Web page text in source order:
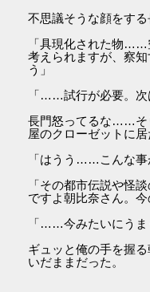
不思議そうな顔をする
「具現化された物
考えられますが、察
う」
「……試行が必要。次
長門怒ってるな……そ
屋のクローゼットに居
「はうう……こんな
「その都市伝説や怪
ですよ朝比奈さん。今
「……今みたいにう
ギュッと俺の手を握
いだままだった。